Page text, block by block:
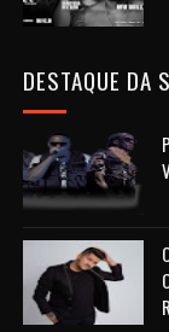
DESTAQUE DA